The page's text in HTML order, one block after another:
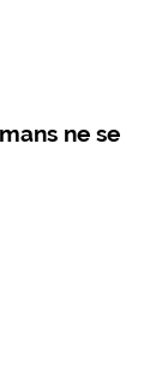
ne se